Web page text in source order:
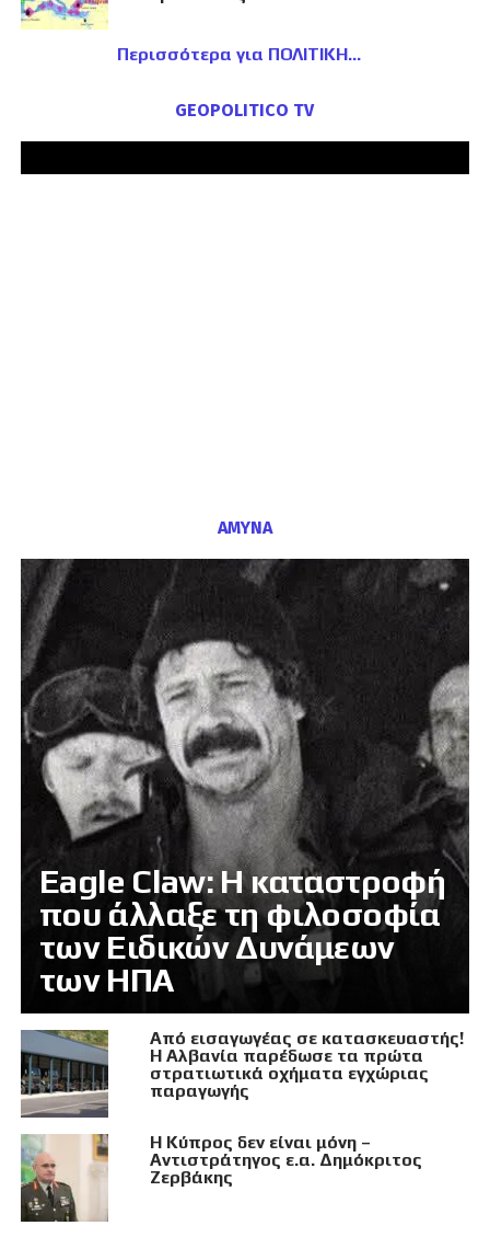
Περισσότερα για ΠΟΛΙΤΙΚΗ
GEOPOLITICO TV
ΑΜΥΝΑ
Eagle Claw: Η καταστροφή
που άλλαξε τη φιλοσοφία
των Ειδικών Δυνάμεων
των ΗΠΑ
Από εισαγωγέας σε κατασκευαστής!
Η Αλβανία παρέδωσε τα πρώτα
στρατιωτικά οχήματα εγχώριας
παραγωγής
Η Κύπρος δεν είναι μόνη –
Αντιστράτηγος ε.α. Δημόκριτος
Ζερβάκης